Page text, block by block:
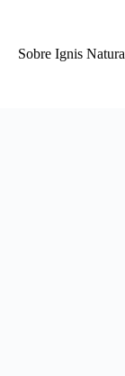
Sobre Ignis Natura